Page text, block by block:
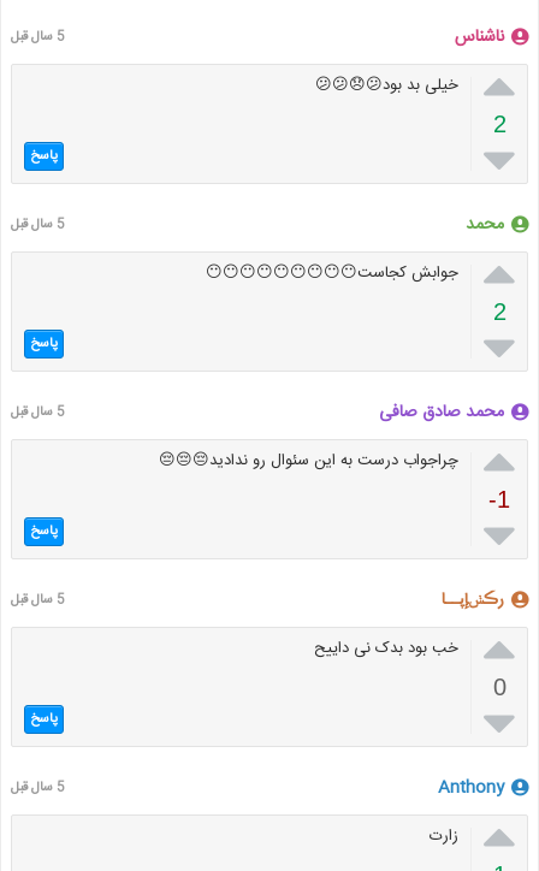
ناشناس 5 سال قبل

2

خیلی بد بود😕😞😕😕
پاسخ
محمد 5 سال قبل

2

جوابش کجاست😶😶😶😶😶😶😶😶😶
پاسخ
محمد صادق صافی 5 سال قبل

-1

چراجواب درست به این سئوال رو ندادید😔😔😔
پاسخ
رڪݭإڽــا 5 سال قبل

0

خب بود بدک نی داییح
پاسخ
Anthony 5 سال قبل
 زارت